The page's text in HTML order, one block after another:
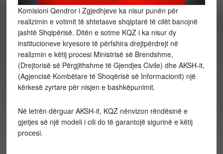
Komisioni Qendror i Zgjedhjeve ka nisur punën për
realizimin e votimit të shtetasve shqiptarë të cilët banojnë
jashtë Shqipërisë. Ditën e sotme KQZ i ka nisur dy
institucioneve kryesore të përfshira drejtpërdrejt në
realizmin e këtij procesi Ministrisë së Brendshme,
(Drejtorisë së Përgjithshme të Gjendjes Civile) dhe AKSH-it,
(Agjencisë Kombëtare të Shoqërisë së Informacionit) një
kërkesë zyrtare për nisjen e bashkëpunimit.
Në letrën dërguar AKSH-it, KQZ nënvizon rëndësinë e
gjetjes së një modeli i cili do të garantojë sigurinë e këtij
procesi.